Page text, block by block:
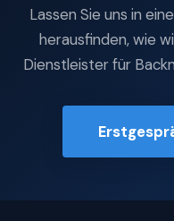
Lassen Sie uns in
herausfinden, wie
Dienstleister für